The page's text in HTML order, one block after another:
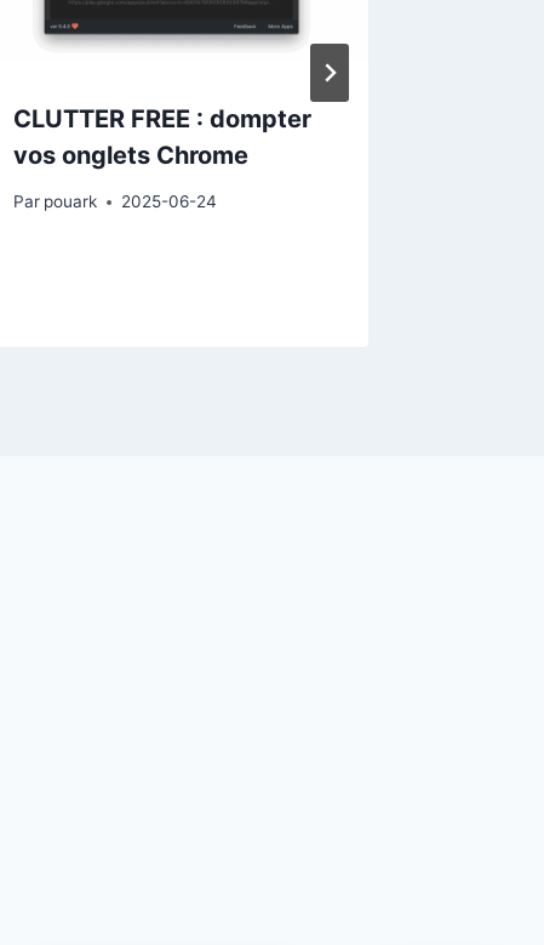
CLUTTER FREE : dompter
vos onglets Chrome
Par pouark 2025-06-24